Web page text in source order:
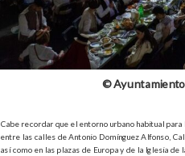
©
Cabe recordar que el entorno urbano habitual
entre las calles de Antonio Domínguez Alfonso,
así como en las plazas de Europa y de la Iglesia